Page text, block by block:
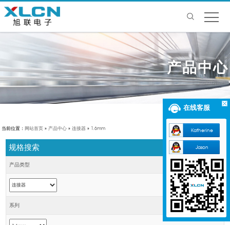
产品中心
当前位置： 网站首页» 产品中心» 连接器» 1.6mm
规格搜索
产品类型
系列
在线客服
Katherine
Jason